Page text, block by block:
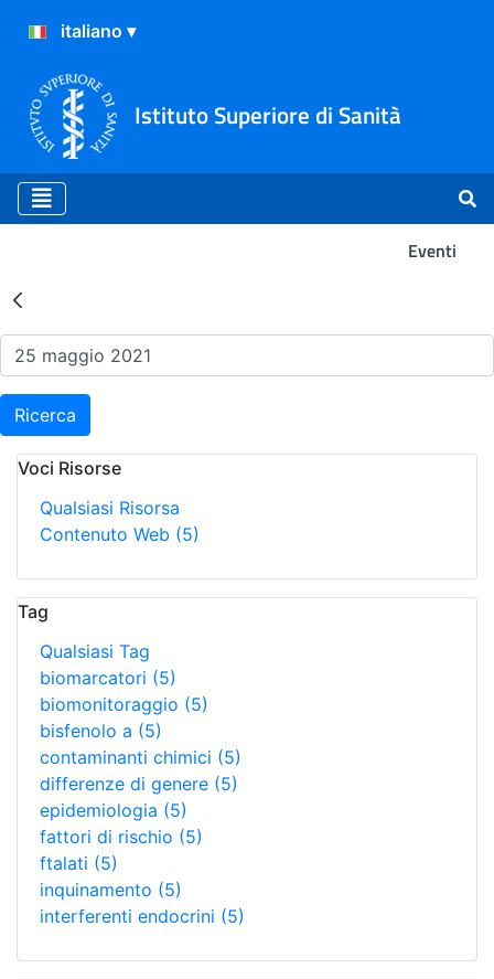
Istituto Superiore di Sanità
Eventi
Risultati della Ricerca -
Ricerca
Voci Risorse
Qualsiasi Risorsa
Contenuto Web (5)
Tag
Qualsiasi Tag
biomarcatori (5)
biomonitoraggio (5)
bisfenolo a (5)
contaminanti chimici (5)
differenze di genere (5)
epidemiologia (5)
fattori di rischio (5)
ftalati (5)
inquinamento (5)
interferenti endocrini (5)